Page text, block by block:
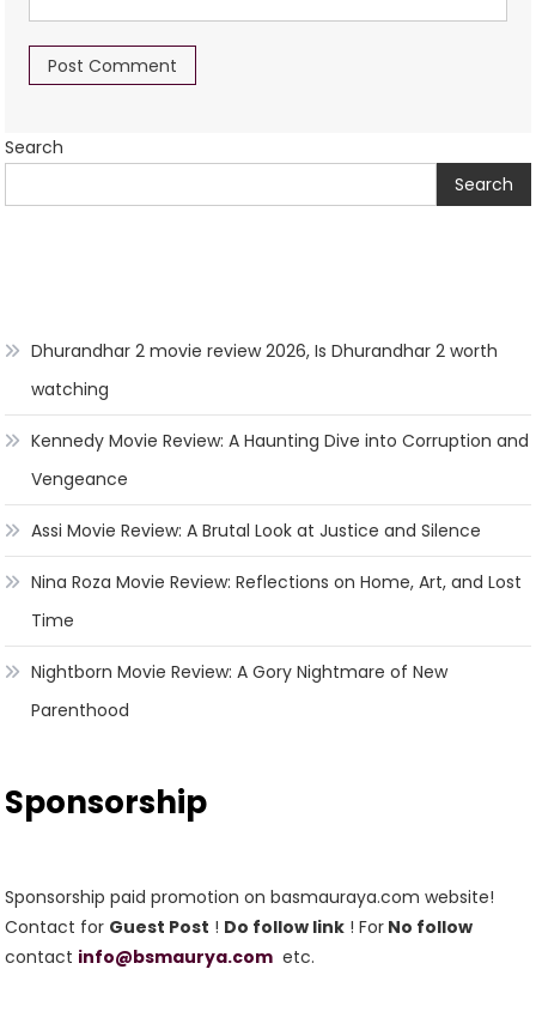
Search
Search
Dhurandhar 2 movie review 2026, Is Dhurandhar 2 worth
watching
Kennedy Movie Review: A Haunting Dive into Corruption and
Vengeance
Assi Movie Review: A Brutal Look at Justice and Silence
Nina Roza Movie Review: Reflections on Home, Art, and Lost
Time
Nightborn Movie Review: A Gory Nightmare of New
Parenthood
Sponsorship
Sponsorship paid promotion on basmauraya.com website!
Contact for Guest Post ! Do follow link ! For No follow
contact info@bsmaurya.com etc.